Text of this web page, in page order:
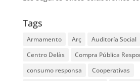
Tags
Armamento Arç Auditoría Social
Centro Delàs
Compra Pública
consumo responsa
Cooperativas